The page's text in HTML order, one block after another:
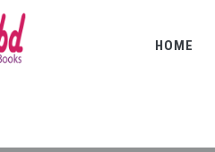
HOME